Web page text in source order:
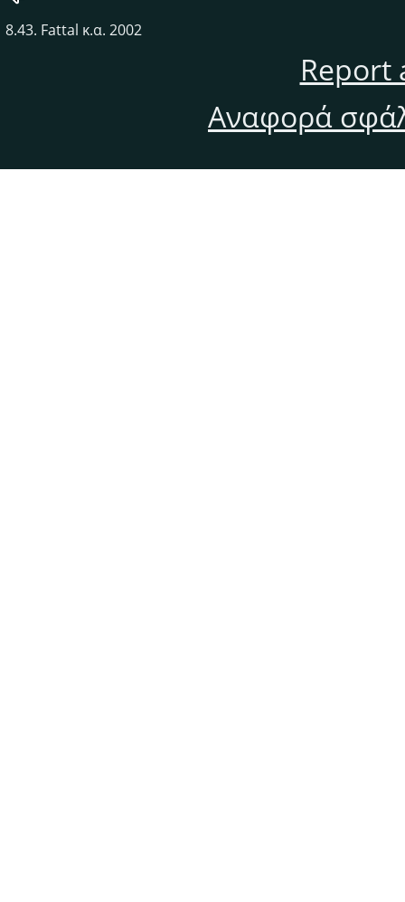
8.43. Fattal κ.α. 2002
Report
Αναφορά